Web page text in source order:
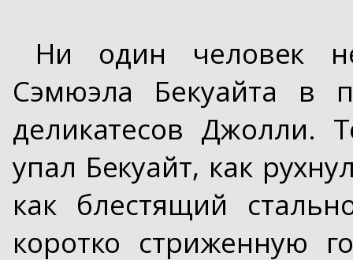
Ни один человек
Сэмюэла Бекуайта в
деликатесов Джолли.
упал Бекуайт, как
как блестящий
коротко стриженную